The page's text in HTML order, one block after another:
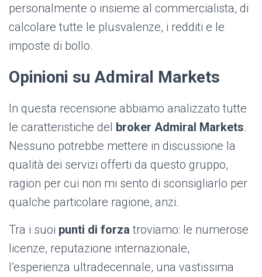
personalmente o insieme al commercialista, di
calcolare tutte le plusvalenze, i redditi e le
imposte di bollo.
Opinioni su Admiral Markets
In questa recensione abbiamo analizzato tutte
le caratteristiche del broker Admiral Markets.
Nessuno potrebbe mettere in discussione la
qualità dei servizi offerti da questo gruppo,
ragion per cui non mi sento di sconsigliarlo per
qualche particolare ragione, anzi.
Tra i suoi punti di forza troviamo: le numerose
licenze, reputazione internazionale,
l’esperienza ultradecennale, una vastissima